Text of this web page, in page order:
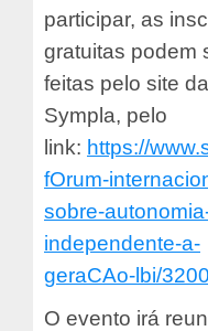
participar, as
gratuitas podem
feitas pelo site da
Sympla, pelo
link: https://
fOrum-
sobre-
independente-a-
geraCAo-lbi/
O evento irá